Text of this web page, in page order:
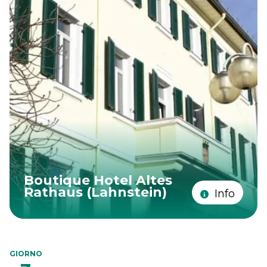
Boutique Hotel Altes
Rathaus (Lahnstein) Info
GIORNO